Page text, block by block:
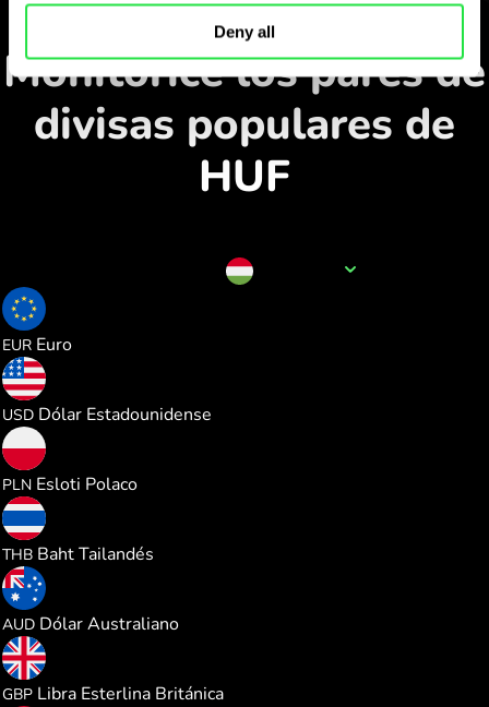
Deny all
Cambiar en la aplicación
Monitorice los pares de
divisas populares de
HUF
EUR Euro
USD Dólar Estadounidense
PLN Esloti Polaco
THB Baht Tailandés
AUD Dólar Australiano
GBP Libra Esterlina Británica